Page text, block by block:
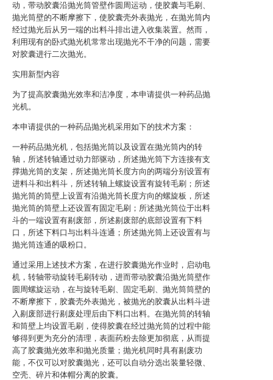
动，带动胶囊沿抛光筒管壁作圆周运动，使胶囊与毛刷、
抛光筒壁的不断摩擦下，使胶囊壳外表抛光，在抛光筒内
经过抛光后从另一端的出料斗排出进入收集装置。然而，
利用现有的卧式抛光机常常出现抛光不干净的问题，需要
对胶囊进行二次抛光。
实用新型内容
为了提高胶囊抛光效率和洁净度，本申请提供一种药品抛
光机。
本申请提供的一种药品抛光机采用如下的技术方案：
一种药品抛光机，包括抛光筒以及设置在抛光筒内的转
轴，所述转轴通过动力部驱动，所述抛光筒下方连接有支
撑抛光筒的支架，所述抛光筒长度方向的两端分别设置有
进料斗和出料斗，所述转轴上螺旋设置有旋转毛刷；所述
抛光筒的筒壁上设置有沿抛光筒长度方向的螺旋板，所述
抛光筒的筒壁上还设置有固定毛刷；所述抛光筒位于出料
斗的一端设置有剔废部，所述剔废部的底部设置有下料
口，所述下料口与出料斗连通；所述抛光筒上还设置有与
抛光筒连通的吸粉口。
通过采用上述技术方案，在进行胶囊抛光作业时，启动电
机，转轴带动旋转毛刷转动，进而带动胶囊沿抛光筒壁作
圆周螺旋运动，在与旋转毛刷、固定毛刷、抛光筒筒壁的
不断摩擦下，胶囊壳外表抛光，被抛光的胶囊从出料斗进
入剔废部进行剔废处理后由下料口出料。在抛光筒的转轴
和筒壁上均设置毛刷，使得胶囊在经过抛光筒的过程中能
够得到更为充分的清理，表面药粉去除更加彻底，从而提
高了胶囊抛光效率和抛光质量；抛光机同时具有剔废功
能，不仅可以对胶囊抛光，还可以自动分选出装量轻微、
空壳、碎片和体帽分离的胶囊。